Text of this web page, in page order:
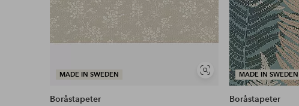
MADE IN SWEDEN
Visa
liknande
Boråstapeter
MADE IN SWEDEN
Boråstapeter